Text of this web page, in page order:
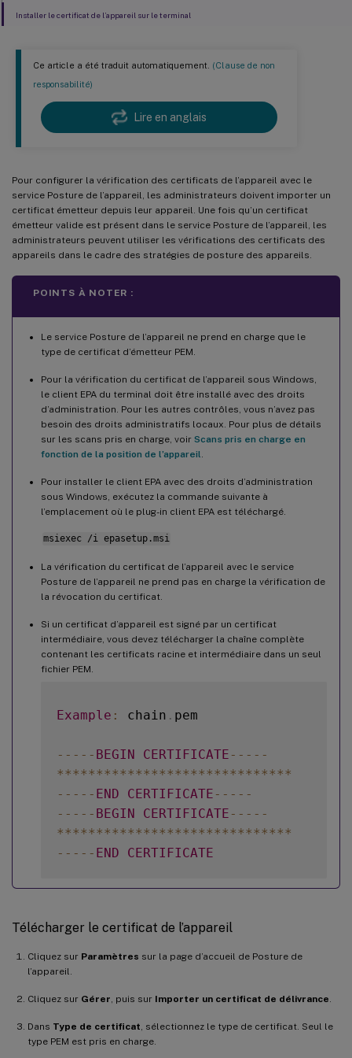
Ce article a été traduit automatiquement. (Clause de non
responsabilité)
Lire en anglais
Pour configurer la vérification des certificats de l’appareil avec le
service Posture de l’appareil, les administrateurs doivent importer un
certificat émetteur depuis leur appareil. Une fois qu’un certificat
émetteur valide est présent dans le service Posture de l’appareil, les
administrateurs peuvent utiliser les vérifications des certificats des
appareils dans le cadre des stratégies de posture des appareils.
POINTS À NOTER :
Le service Posture de l’appareil ne prend en charge que le
type de certificat d’émetteur PEM.
Pour la vérification du certificat de l’appareil sous Windows,
le client EPA du terminal doit être installé avec des droits
d’administration. Pour les autres contrôles, vous n’avez pas
besoin des droits administratifs locaux. Pour plus de détails
sur les scans pris en charge, voir Scans pris en charge en
fonction de la position de l’appareil
Pour installer le client EPA avec des droits d’administration
sous Windows, exécutez la commande suivante à
l’emplacement où le plug-in client EPA est téléchargé.
msiexec /i epasetup.msi
La vérification du certificat de l’appareil avec le service
Posture de l’appareil ne prend pas en charge la vérification de
la révocation du certificat.
Si un certificat d’appareil est signé par un certificat
intermédiaire, vous devez télécharger la chaîne complète
contenant les certificats racine et intermédiaire dans un seul
fichier PEM.
Example : chain . pem
-- -- - BEGIN CERTIFICATE -- -- -
******************************
-- -- - END CERTIFICATE -- -- -
-- -- - BEGIN CERTIFICATE -- -- -
******************************
-- -- - END CERTIFICATE
Télécharger le certificat de l’appareil
Cliquez sur Paramètres sur la page d’accueil de Posture de
l’appareil.
Cliquez sur Gérer , puis sur Importer un certificat de délivrance
Dans Type de certificat , sélectionnez le type de certificat. Seul le
type PEM est pris en charge.
Installer le certificat de l’appareil sur le terminal